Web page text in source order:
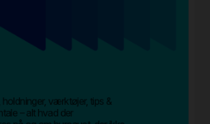
værktøjer, tips &
– alt hvad der